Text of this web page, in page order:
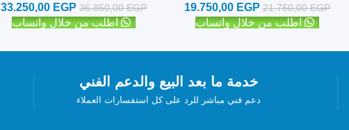
21.750,00EGP
19.750,00 EGP
اطلب من خلال واتساب
36.850,00EGP
33.250,00 EGP
اطلب من خلال واتساب
خدمة ما بعد البيع والدعم الفني
دعم فني مباشر للرد على كل استفسارات العملاء